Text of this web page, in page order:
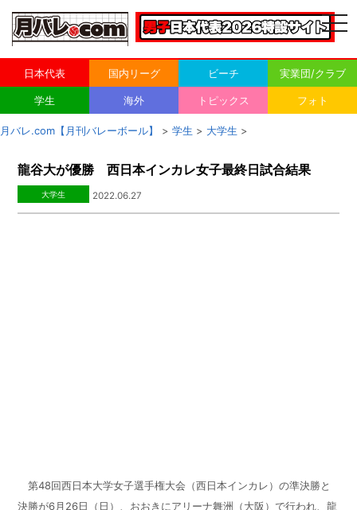
日本代表 国内リーグ ビーチ 実業団/クラブ
学生 海外 トピックス フォト
月バレ.com【月刊バレーボール】 > 学生 > 大学生 >
龍谷大が優勝 西日本インカレ女子最終日試合結果
大学生 2022.06.27
第48回西日本大学女子選手権大会（西日本インカレ）の準決勝と
決勝が6月26日（日）、おおきにアリーナ舞洲（大阪）で行われ、龍